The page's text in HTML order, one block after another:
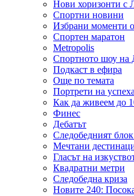
Нови хоризонти с
Спортни новини
Избрани моменти
Спортен маратон
Metropolis
Спортното шоу на
Подкаст в ефира
Още по темата
Портрети на успеха
Как да живеем до
Финес
Дебатът
Следобедният
Мечтани
Гласът на
Квадратни метри
Следобедна криза
Новите 240: